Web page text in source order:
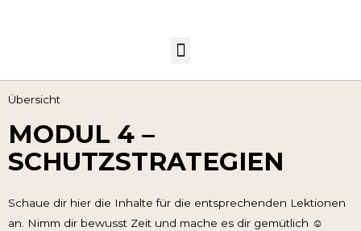
Übersicht
MODUL 4 –
SCHUTZSTRATEGIEN
Schaue dir hier die Inhalte für die entsprechenden Lektionen
an. Nimm dir bewusst Zeit und mache es dir gemütlich ☺️